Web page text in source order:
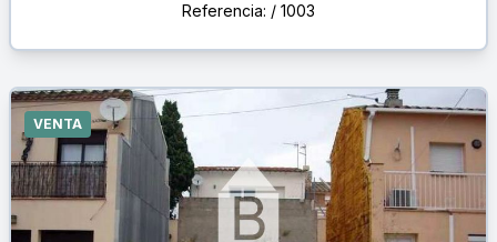
Referencia: / 1003
VENTA